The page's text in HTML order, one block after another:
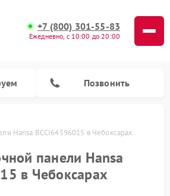
+7 (800) 301-55-83
Ежедневно, с 10:00 до 20:00
Позвонить
Hansa BCCI64596015 в Чебоксарах
панели Hansa
в Чебоксарах